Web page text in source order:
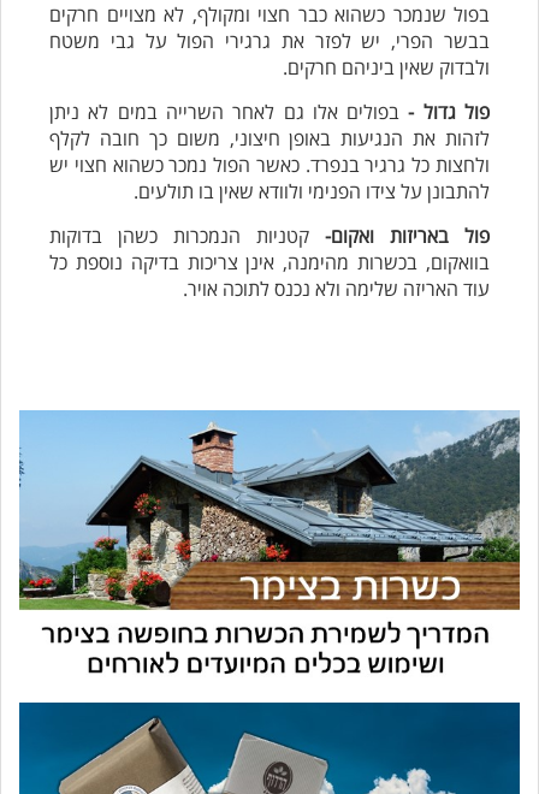
בפול שנמכר כשהוא כבר חצוי ומקולף, לא מצויים חרקים
בבשר הפרי, יש לפזר את גרגירי הפול על גבי משטח
ולבדוק שאין ביניהם חרקים.
פול גדול - בפולים אלו גם לאחר השרייה במים לא ניתן
לזהות את הנגיעות באופן חיצוני, משום כך חובה לקלף
ולחצות כל גרגיר בנפרד. כאשר הפול נמכר כשהוא חצוי יש
להתבונן על צידו הפנימי ולוודא שאין בו תולעים.
פול באריזות ואקום- קטניות הנמכרות כשהן בדוקות
בוואקום, בכשרות מהימנה, אינן צריכות בדיקה נוספת כל
עוד האריזה שלימה ולא נכנס לתוכה אויר.